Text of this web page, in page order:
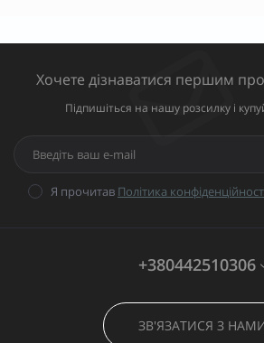
Хочете дізнаватися першим про
Підпишіться на нашу розсилку і
Я прочитав Політика
+380442510306
ЗВ'ЯЗАТИСЯ З